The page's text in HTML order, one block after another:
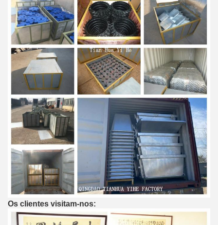
Os clientes visitam-nos: